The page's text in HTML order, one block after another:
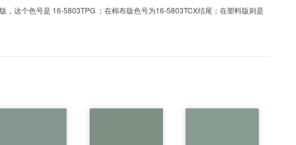
这个色号是 16-5803TPG ；在棉布版色号为16-5803TCX结尾；在塑料版则是